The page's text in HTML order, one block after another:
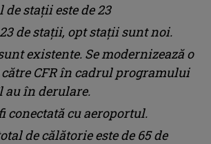
stații este de 23
de stații, opt stații sunt noi.
existente. Se modernizează o
către CFR în cadrul programului
au în derulare.
conectată cu aeroportul.
de călătorie este de 65 de